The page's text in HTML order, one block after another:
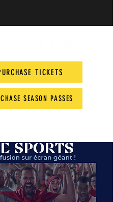
TICKETS
SEASON PASSES